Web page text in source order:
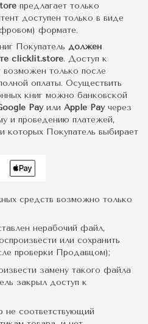
предлагает только
доступен только в виде
формате.
Покупатель должен
clicklit.store. Доступ к
возможен только после
оплаты. Осуществить
книг можно банковской
Pay или Apple Payчерез
и проведению платежей,
которых Покупатель выбирает
средств возможно только
нерабочий файл,
или сохранить
проверки Продавцом);
замену такого файла
закрыл доступ к
не соответствующий